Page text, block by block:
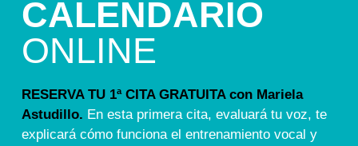
CALENDARIO
ONLINE
RESERVA TU 1ª CITA GRATUITA con Mariela
Astudillo. En esta primera cita, evaluará tu voz, te
explicará cómo funciona el entrenamiento vocal y